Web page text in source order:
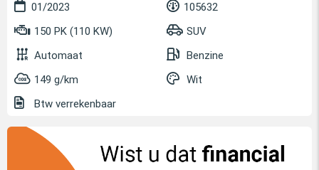
01/2023
105632
150 PK (110 KW)
SUV
Automaat
Benzine
149 g/km
Wit
Btw verrekenbaar